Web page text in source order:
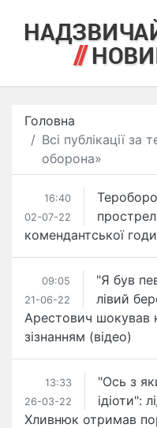
Головна
Всі публікації за
оборона»
16:40
02-07-22
комендантської
09:05
21-06-22
"Я був
лівий
Арестович шокував
зізнанням (відео)
13:33
26-03-22
"Ось з
ідіоти":
Хливнюк отримав